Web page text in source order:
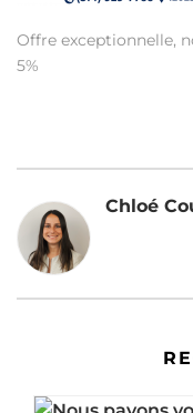
Offre exceptionnelle,
5%
Chloé